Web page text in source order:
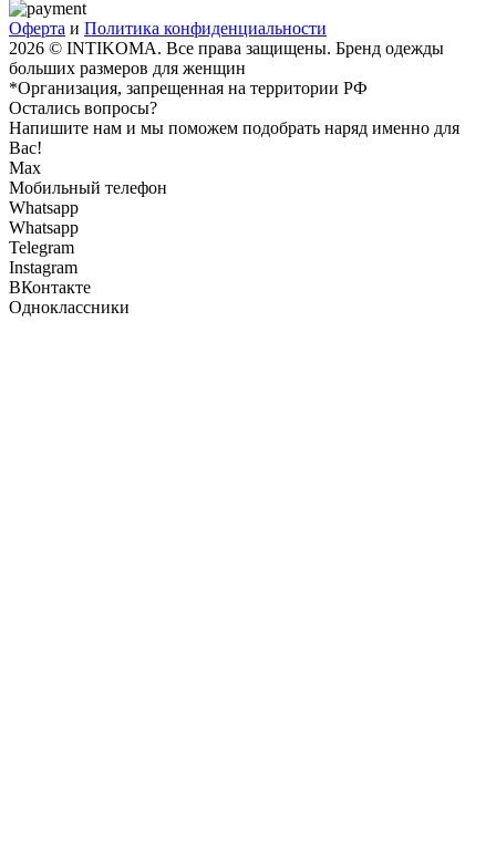
Оферта и Политика конфиденциальности
2026 © INTIKOMA. Все права защищены. Бренд одежды
больших размеров для женщин
*Организация, запрещенная на территории РФ
Остались вопросы?
Напишите нам и мы поможем подобрать наряд именно для
Вас!
Max
Мобильный телефон
Whatsapp
Whatsapp
Telegram
Instagram
ВКонтакте
Одноклассники